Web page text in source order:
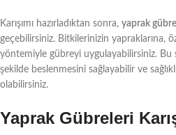
Karışımı hazırladıktan sonra, yaprak
geçebilirsiniz. Bitkilerinizin yapraklarına,
yöntemiyle gübreyi uygulayabilirsiniz. Bu
şekilde beslenmesini sağlayabilir ve
olabilirsiniz.
Yaprak Gübreleri